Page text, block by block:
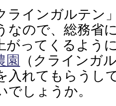
ラインガルテン
なので、総務省
がってくるよう
園
（クラインガ
入れてもらうし
でしょうか。